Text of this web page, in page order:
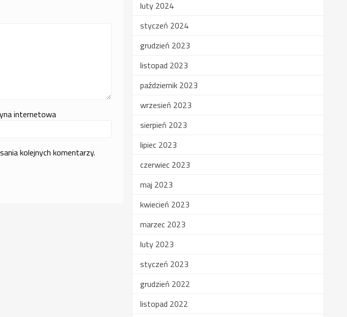
internetowa
kolejnych komentarzy.
luty 2024
styczeń 2024
grudzień 2023
listopad 2023
październik 2023
wrzesień 2023
sierpień 2023
lipiec 2023
czerwiec 2023
maj 2023
kwiecień 2023
marzec 2023
luty 2023
styczeń 2023
grudzień 2022
listopad 2022